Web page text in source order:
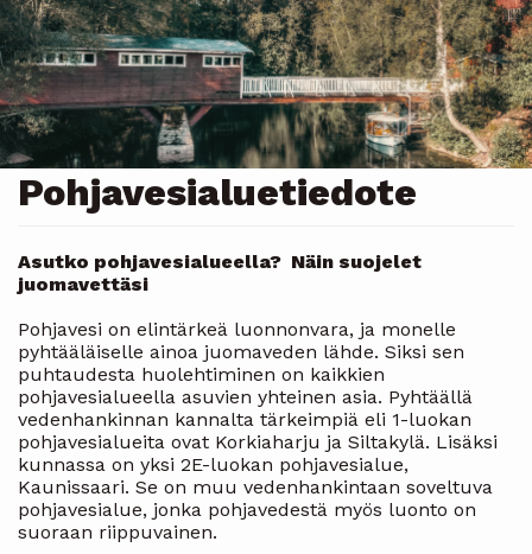
Pohjavesialuetiedote
Asutko pohjavesialueella? Näin suojelet
juomavettäsi
Pohjavesi on elintärkeä luonnonvara, ja monelle
pyhtääläiselle ainoa juomaveden lähde. Siksi sen
puhtaudesta huolehtiminen on kaikkien
pohjavesialueella asuvien yhteinen asia. Pyhtäällä
vedenhankinnan kannalta tärkeimpiä eli 1-luokan
pohjavesialueita ovat Korkiaharju ja Siltakylä. Lisäksi
kunnassa on yksi 2E-luokan pohjavesialue,
Kaunissaari. Se on muu vedenhankintaan soveltuva
pohjavesialue, jonka pohjavedestä myös luonto on
suoraan riippuvainen.